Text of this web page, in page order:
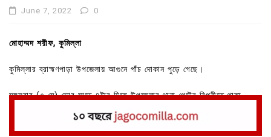
June 7, 2022 0
মোহাম্মদ শরীফ, কুমিল্লা
কুমিল্লার ব্রাহ্মণপাড়া উপজেলায় আগুনে পাঁচ দোকান পুড়ে গেছে।
মঙ্গলবার (৭ মে) ভোর সাড়ে ৪টার দিকে উপজেলার থানা গেটের বিপরীতে থাকা